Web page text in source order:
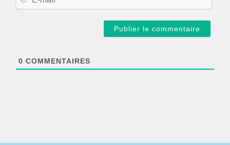
0 COMMENTAIRES